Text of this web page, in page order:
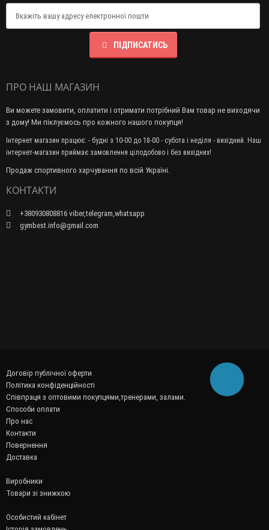
ПІДПИСАТИСЬ
ПРО НАШ МАГАЗИН
Ви можете замовити, оплатити і отримати потрібний Вам товар не виходячи
з дому! Ми піклуємось про кожного нашого покупця!
Інтернет магазин працює: - будні з 10-00 до 18-00 - субота і неділя - вихідний. Наш
інтернет-магазин приймає замовлення цілодобово і без вихідних!
Продаж спортивного харчування по всій Україні.
КОНТАКТИ
+380930808816 viber,telegram,whatsapp
gymbest.info@gmail.com
Договір публічної оферти
Політика конфіденційності
Співпраця з оптовими покупцями,тренерами, залами.
Способи оплати
Про нас
Контакти
Повернення
Доставка
Виробники
Товари зі знижкою
Особистий кабінет